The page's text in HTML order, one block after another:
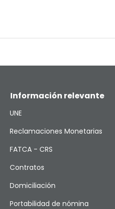
Información relevante
UNE
Reclamaciones Monetarias
FATCA - CRS
Contratos
Domiciliación
Portabilidad de nómina